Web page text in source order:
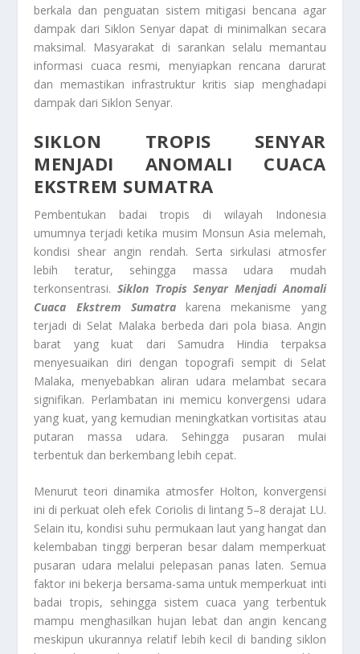
berkala dan penguatan sistem mitigasi bencana agar
dampak dari Siklon Senyar dapat di minimalkan secara
maksimal. Masyarakat di sarankan selalu memantau
informasi cuaca resmi, menyiapkan rencana darurat
dan memastikan infrastruktur kritis siap menghadapi
dampak dari Siklon Senyar.
SIKLON TROPIS SENYAR
MENJADI ANOMALI CUACA
EKSTREM SUMATRA
Pembentukan badai tropis di wilayah Indonesia
umumnya terjadi ketika musim Monsun Asia melemah,
kondisi shear angin rendah. Serta sirkulasi atmosfer
lebih teratur, sehingga massa udara mudah
terkonsentrasi.Siklon Tropis Senyar Menjadi Anomali
Cuaca Ekstrem Sumatrakarena mekanisme yang
terjadi di Selat Malaka berbeda dari pola biasa. Angin
barat yang kuat dari Samudra Hindia terpaksa
menyesuaikan diri dengan topografi sempit di Selat
Malaka, menyebabkan aliran udara melambat secara
signifikan. Perlambatan ini memicu konvergensi udara
yang kuat, yang kemudian meningkatkan vortisitas atau
putaran massa udara. Sehingga pusaran mulai
terbentuk dan berkembang lebih cepat.
Menurut teori dinamika atmosfer Holton, konvergensi
ini di perkuat oleh efek Coriolis di lintang 5–8 derajat LU.
Selain itu, kondisi suhu permukaan laut yang hangat dan
kelembaban tinggi berperan besar dalam memperkuat
pusaran udara melalui pelepasan panas laten. Semua
faktor ini bekerja bersama-sama untuk memperkuat inti
badai tropis, sehingga sistem cuaca yang terbentuk
mampu menghasilkan hujan lebat dan angin kencang
meskipun ukurannya relatif lebih kecil di banding siklon